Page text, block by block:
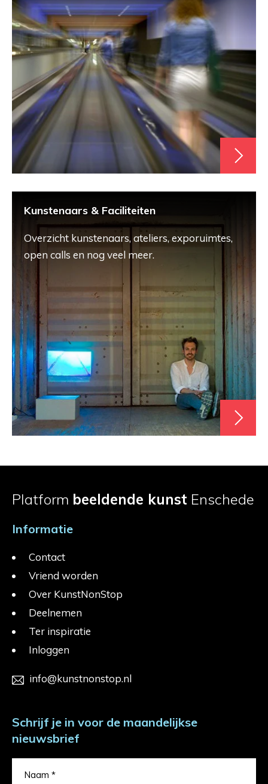
Kunstenaars & Faciliteiten
Overzicht kunstenaars, ateliers, exporuimtes,
open calls en nog veel meer.
Platform beeldende kunst Enschede
Informatie
Contact
Vriend worden
Over KunstNonStop
Deelnemen
Ter inspiratie
Inloggen
info@kunstnonstop.nl
Schrijf je in voor de maandelijkse
nieuwsbrief